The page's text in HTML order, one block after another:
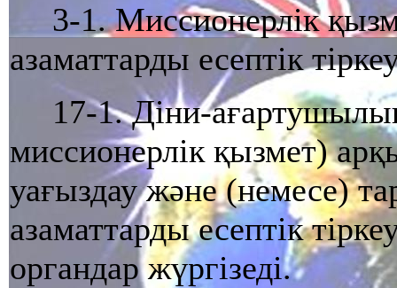
3-1. Миссионерлiк
азаматтарды есептiк
17-1. Дiни-
миссионерлiк қызмет)
уағыздау және (немесе)
азаматтарды есептiк
органдар жүргiзедi.